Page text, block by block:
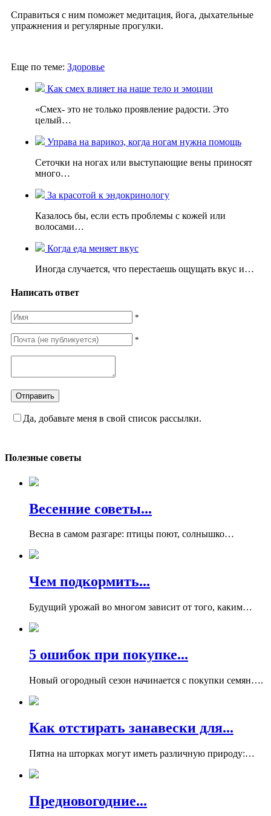
Справиться с ним поможет медитация, йога, дыхательные
упражнения и регулярные прогулки.
Еще по теме: Здоровье
Как смех влияет на наше тело и эмоции
«Смех- это не только проявление радости. Это
целый…
Управа на варикоз, когда ногам нужна помощь
Сеточки на ногах или выступающие вены приносят
много…
За красотой к эндокринологу
Казалось бы, если есть проблемы с кожей или
волосами…
Когда еда меняет вкус
Иногда случается, что перестаешь ощущать вкус и…
Написать ответ
*
*
Да, добавьте меня в свой список рассылки.
Полезные советы
Весенние советы...
Весна в самом разгаре: птицы поют, солнышко…
Чем подкормить...
Будущий урожай во многом зависит от того, каким…
5 ошибок при покупке...
Новый огородный сезон начинается с покупки семян….
Как отстирать занавески для...
Пятна на шторках могут иметь различную природу:…
Предновогодние...